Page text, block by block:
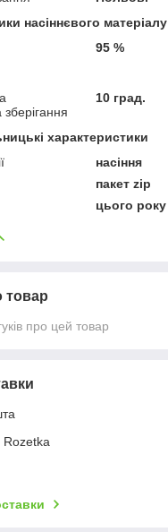
насіннєвого матеріалу
95 %
10 град.
характеристики
насіння
пакет zip
цього року
товар
про цей товар
Rozetka